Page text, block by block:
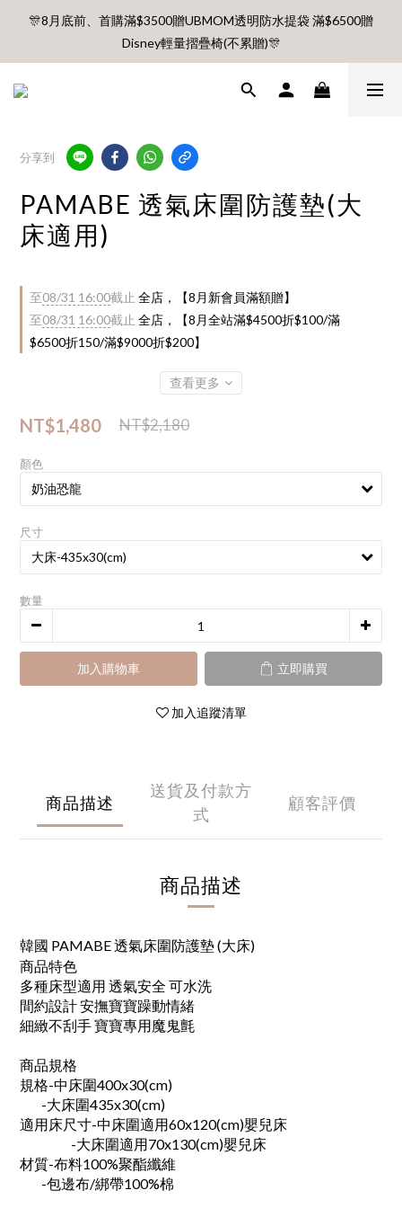
🎊8月底前、首購滿$3500贈UBMOM透明防水提袋 滿$6500贈
Disney輕量摺疊椅(不累贈)🎊
Disney輕量摺疊椅(不累贈)🎊
【村却國際溫泉酒店】指定平日免加價升等雙面景觀客房
8月每週五、六、日 新會員 首購免運🔥
🎊8月底前、首購滿$3500贈UBMOM透明防水提袋 滿$6500贈
Disney輕量摺疊椅(不累贈)🎊
分享到
PAMABE 透氣床圍防護墊(大
床適用)
至08/31 16:00截止 全店，【8月新會員滿額贈】
至08/31 16:00截止 全店，【8月全站滿$4500折$100/滿
$6500折150/滿$9000折$200】
查看更多
NT$1,480 NT$2,180
顏色
尺寸
數量
加入購物車 立即購買
加入追蹤清單
商品描述
送貨及付款方
式
顧客評價
商品描述
韓國 PAMABE 透氣床圍防護墊 (大床)
商品特色
多種床型適用 透氣安全 可水洗
間約設計 安撫寶寶躁動情緒
細緻不刮手 寶寶專用魔鬼氈
商品規格
規格-中床圍400x30(cm)
-大床圍435x30(cm)
適用床尺寸-中床圍適用60x120(cm)嬰兒床
-大床圍適用70x130(cm)嬰兒床
材質-布料100%聚酯纖維
-包邊布/綁帶100%棉